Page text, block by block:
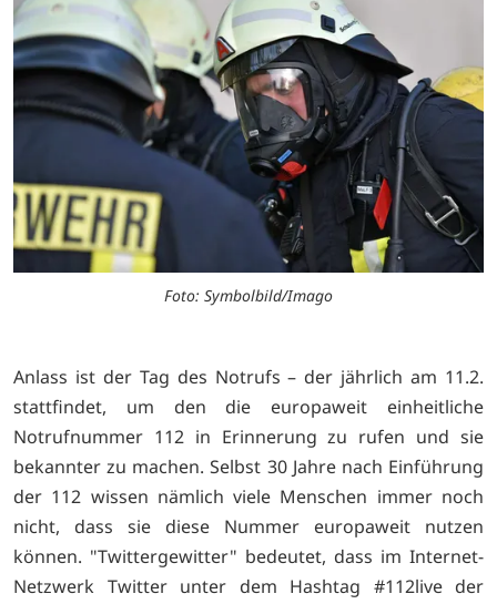
Foto: Symbolbild/Imago
Anlass ist der Tag des Notrufs – der jährlich am 11.2.
stattfindet, um den die europaweit einheitliche
Notrufnummer 112 in Erinnerung zu rufen und sie
bekannter zu machen. Selbst 30 Jahre nach Einführung
der 112 wissen nämlich viele Menschen immer noch
nicht, dass sie diese Nummer europaweit nutzen
können. "Twittergewitter" bedeutet, dass im Internet-
Netzwerk Twitter unter dem Hashtag #112live der